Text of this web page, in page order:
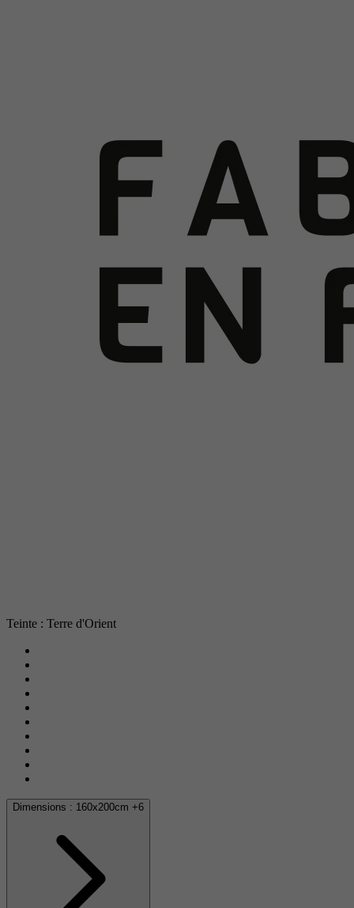
Teinte : Terre d'Orient
Dimensions : 160x200cm +6